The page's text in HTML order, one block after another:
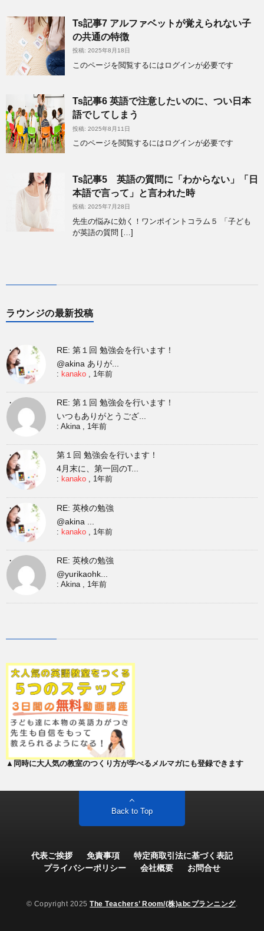
Ts記事7 アルファベットが覚えられない子
の共通の特徴
投稿: 2025年8月18日
このページを閲覧するにはログインが必要です
Ts記事6 英語で注意したいのに、つい日本
語でしてしまう
投稿: 2025年8月11日
このページを閲覧するにはログインが必要です
Ts記事5 英語の質問に「わからない」「日
本語で言って」と言われた時
投稿: 2025年7月28日
先生の悩みに効く！ワンポイントコラム５ 「子ども
が英語の質問 […]
ラウンジの最新投稿
RE: 第１回 勉強会を行います！
@akina ありが...
:kanako 1年前
RE: 第１回 勉強会を行います！
いつもありがとうござ...
:Akina, 1年前
第１回 勉強会を行います！
4月末に、第一回のT...
: kanako , 1年前
RE: 英検の勉強
@akina ...
: kanako 1年前
RE: 英検の勉強
@yurikaohk...
:Akina, 1年前
▲同時に大人気の教室のつくり方が学べるメルマガにも登録できます
Back to Top
代表ご挨拶 免責事項
特定商取引法に基づく表記
プライバシーポリシー
会社概要 お問合せ
© Copyright 2025The Teachers’ Room/(株)abcプランニング.